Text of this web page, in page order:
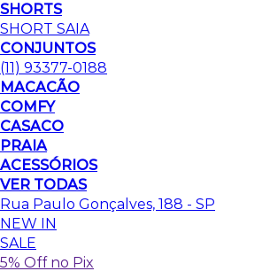
SHORTS
SHORT SAIA
CONJUNTOS
(11) 93377-0188
MACACÃO
COMFY
CASACO
PRAIA
ACESSÓRIOS
VER TODAS
Rua Paulo Gonçalves, 188 - SP
NEW IN
SALE
5% Off no Pix